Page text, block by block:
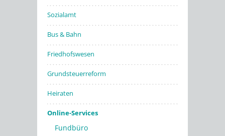
Sozialamt
Bus & Bahn
Friedhofswesen
Grundsteuerreform
Heiraten
Online-Services
Fundbüro